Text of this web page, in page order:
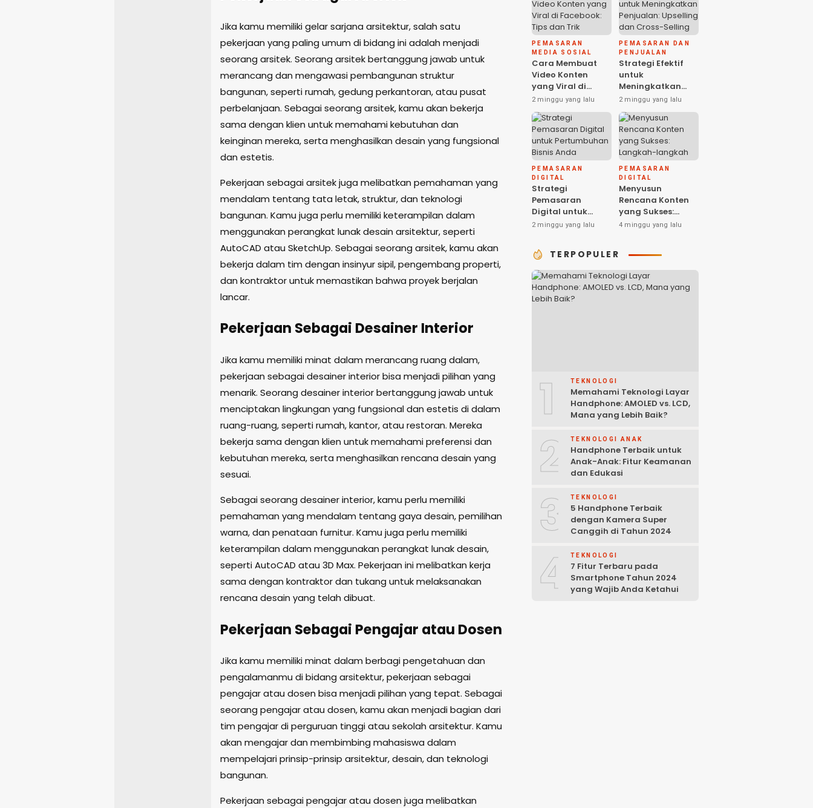
Jika kamu memiliki gelar sarjana arsitektur, salah satu
pekerjaan yang paling umum di bidang ini adalah menjadi
seorang arsitek. Seorang arsitek bertanggung jawab untuk
merancang dan mengawasi pembangunan struktur
bangunan, seperti rumah, gedung perkantoran, atau pusat
perbelanjaan. Sebagai seorang arsitek, kamu akan bekerja
sama dengan klien untuk memahami kebutuhan dan
keinginan mereka, serta menghasilkan desain yang fungsional
dan estetis.
Pekerjaan sebagai arsitek juga melibatkan pemahaman yang
mendalam tentang tata letak, struktur, dan teknologi
bangunan. Kamu juga perlu memiliki keterampilan dalam
menggunakan perangkat lunak desain arsitektur, seperti
AutoCAD atau SketchUp. Sebagai seorang arsitek, kamu akan
bekerja dalam tim dengan insinyur sipil, pengembang properti,
dan kontraktor untuk memastikan bahwa proyek berjalan
lancar.
Pekerjaan Sebagai Desainer Interior
Jika kamu memiliki minat dalam merancang ruang dalam,
pekerjaan sebagai desainer interior bisa menjadi pilihan yang
menarik. Seorang desainer interior bertanggung jawab untuk
menciptakan lingkungan yang fungsional dan estetis di dalam
ruang-ruang, seperti rumah, kantor, atau restoran. Mereka
bekerja sama dengan klien untuk memahami preferensi dan
kebutuhan mereka, serta menghasilkan rencana desain yang
sesuai.
Sebagai seorang desainer interior, kamu perlu memiliki
pemahaman yang mendalam tentang gaya desain, pemilihan
warna, dan penataan furnitur. Kamu juga perlu memiliki
keterampilan dalam menggunakan perangkat lunak desain,
seperti AutoCAD atau 3D Max. Pekerjaan ini melibatkan kerja
sama dengan kontraktor dan tukang untuk melaksanakan
rencana desain yang telah dibuat.
Pekerjaan Sebagai Pengajar atau Dosen
Jika kamu memiliki minat dalam berbagi pengetahuan dan
pengalamanmu di bidang arsitektur, pekerjaan sebagai
pengajar atau dosen bisa menjadi pilihan yang tepat. Sebagai
seorang pengajar atau dosen, kamu akan menjadi bagian dari
tim pengajar di perguruan tinggi atau sekolah arsitektur. Kamu
akan mengajar dan membimbing mahasiswa dalam
mempelajari prinsip-prinsip arsitektur, desain, dan teknologi
bangunan.
Pekerjaan sebagai pengajar atau dosen juga melibatkan
PEMASARAN
MEDIA SOSIAL
Cara Membuat
Video Konten
yang Viral di
Facebook: Tips
dan Trik
2 minggu yang lalu
PEMASARAN DAN
PENJUALAN
Strategi Efektif
untuk
Meningkatkan
Penjualan:
Upselling dan
Cross-Selling
2 minggu yang lalu
PEMASARAN
DIGITAL
Strategi
Pemasaran
Digital untuk
Pertumbuhan
2 minggu yang lalu
PEMASARAN
DIGITAL
Menyusun
Rencana Konten
yang Sukses:
Langkah-langkah
4 minggu yang lalu
TERPOPULER
1 TEKNOLOGI
Memahami Teknologi Layar
Handphone: AMOLED vs. LCD,
Mana yang Lebih Baik?
2 TEKNOLOGI ANAK
Handphone Terbaik untuk
Anak-Anak: Fitur Keamanan
dan Edukasi
3 TEKNOLOGI
5 Handphone Terbaik
dengan Kamera Super
Canggih di Tahun 2024
4 TEKNOLOGI
7 Fitur Terbaru pada
Smartphone Tahun 2024
yang Wajib Anda Ketahui